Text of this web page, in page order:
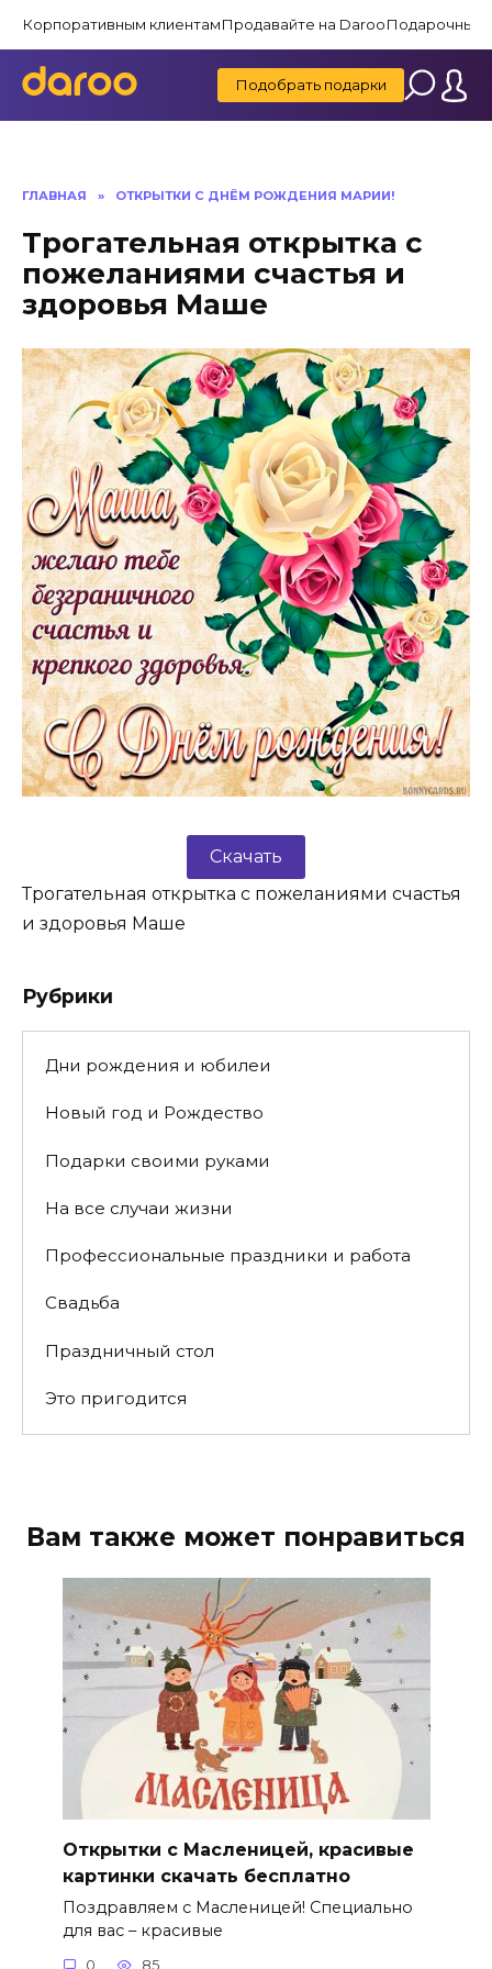
содержанию
Корпоративным клиентамПродавайте на DarooПодарочные
Подобрать подарки
ГЛАВНАЯ » ОТКРЫТКИ С ДНЁМ РОЖДЕНИЯ МАРИИ!
Трогательная открытка с
пожеланиями счастья и
здоровья Маше
Скачать
Трогательная открытка с пожеланиями счастья
и здоровья Маше
Рубрики
Дни рождения и юбилеи
Новый год и Рождество
Подарки своими руками
На все случаи жизни
Профессиональные праздники и работа
Свадьба
Праздничный стол
Это пригодится
Вам также может понравиться
Открытки с Масленицей, красивые
картинки скачать бесплатно
Поздравляем с Масленицей! Специально
для вас – красивые
0 85